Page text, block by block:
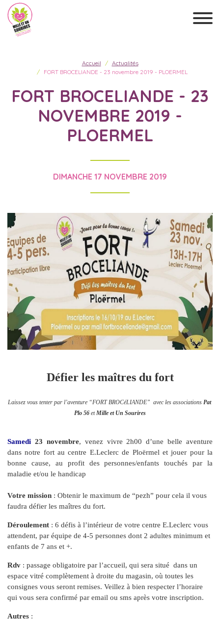
Accueil
Actualités
FORT BROCELIANDE - 23 novembre 2019 - PLOERMEL
FORT BROCELIANDE - 23
NOVEMBRE 2019 -
PLOERMEL
DIMANCHE 17 NOVEMBRE 2019
Défier les maîtres du fort
Laissez vous tenter par l’aventure “FORT BROCéLIANDE”  avec les associations Pat
Plo 56 et Mille et Un Sourires
Samedi 23 novembre, venez vivre 2h00 d’une belle aventure
dans notre fort au centre E.Leclerc de Ploërmel et jouer pour la
bonne cause, au profit des personnes/enfants touchés par la
maladie et/ou le handicap
Votre mission : Obtenir le maximum de “pezh” pour cela il vous
faudra défier les maîtres du fort.
Déroulement : 6 défis à l’intérieur de votre centre E.Leclerc vous
attendent, par équipe de 4-5 personnes dont 2 adultes minimum et
enfants de 7 ans et +.
Rdv : passage obligatoire par l’accueil, qui sera situé  dans un
espace vitré complètement à droite du magasin, où toutes les
consignes vous seront remises. Veillez à bien respecter l’horaire
qui vous sera confirmé par email ou sms après votre inscription.
Autres :